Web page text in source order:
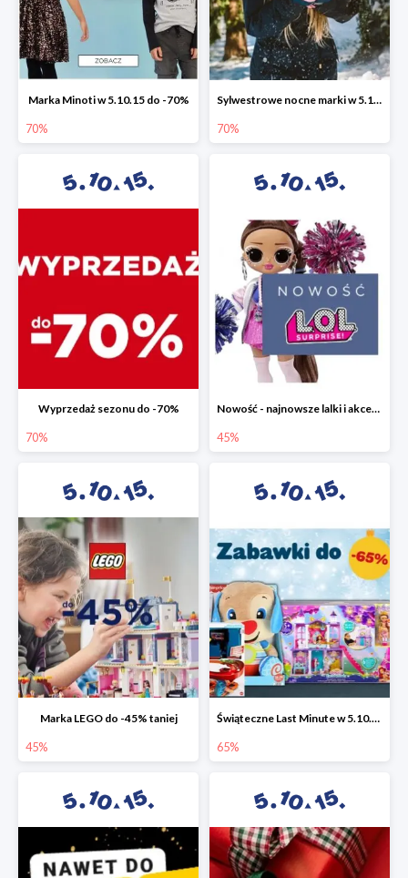
Marka Minoti w 5.10.15 do -70%
70%
Sylwestrowe nocne marki w 5.10.15 do -70%
70%
Wyprzedaż sezonu do -70%
70%
Nowość - najnowsze lalki i akcesoria L.O.L. w 5.10.15 do -45%
45%
Marka LEGO do -45% taniej
45%
Świąteczne Last Minute w 5.10.15 - zabawki do -65%
65%